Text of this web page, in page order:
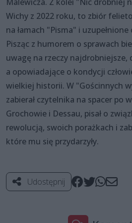
Wichy z 2022 roku, to zbiór
na łamach "Pisma" i
Pisząc z humorem o sprawach
uwagę na rzeczy najdrobniejsze,
a opowiadające o kondycji
wielkiej historii. W "Gościnnych
zabierał czytelnika na spacer po
Grochowie i Dessau, pisał o
rewolucją, swoich porażkach i
które mu się przydarzyły.
Udostępnij